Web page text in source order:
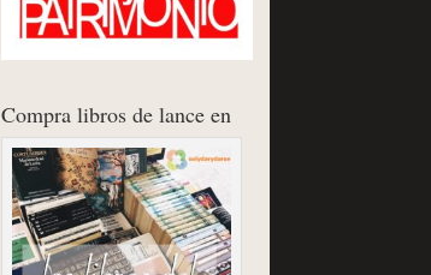
Compra libros de lance en